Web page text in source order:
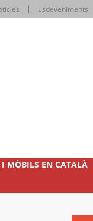
Esdeveniments
MÒBILS EN CATALÀ